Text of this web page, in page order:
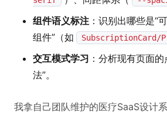
组件语义标注 ：识别出哪些是“
组件”（如 SubscriptionCard/
交互模式学习 ：分析现有页面
法”。
我拿自己团队维护的医疗SaaS设计